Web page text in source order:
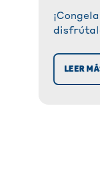
damos
LEER